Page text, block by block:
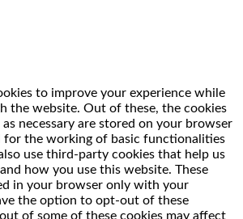
to improve your experience while
the website. Out of these, the cookies
necessary are stored on your browser
for the working of basic functionalities
use third-party cookies that help us
how you use this website. These
in your browser only with your
the option to opt-out of these
of some of these cookies may affect